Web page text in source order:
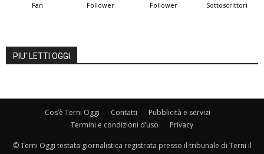
Fan Follower Follower Sottoscrittori
PIU' LETTI OGGI
Cos’è Terni Oggi Contatti
Pubblicità e servizi
Termini e condizioni d’uso
Privacy
© Terni Oggi testata giornalistica registrata presso il tribunale di Terni il